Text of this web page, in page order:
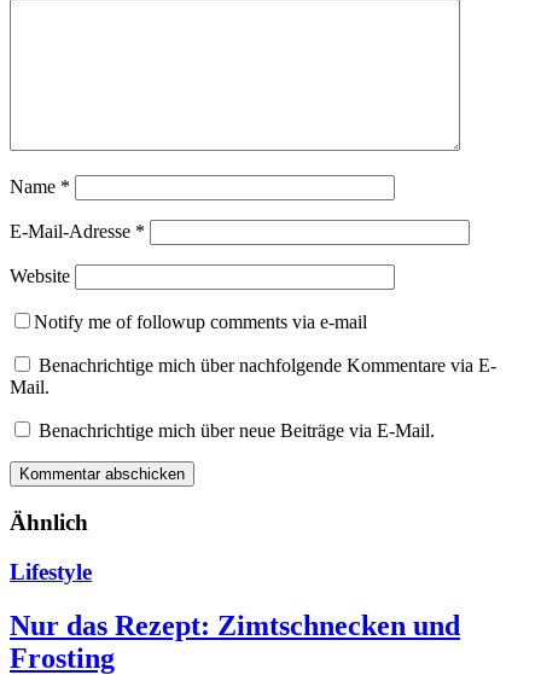
Name *
E-Mail-Adresse *
Website
Notify me of followup comments via e-mail
Benachrichtige mich über nachfolgende Kommentare via E-
Mail.
Benachrichtige mich über neue Beiträge via E-Mail.
Ähnlich
Lifestyle
Nur das Rezept: Zimtschnecken und
Frosting